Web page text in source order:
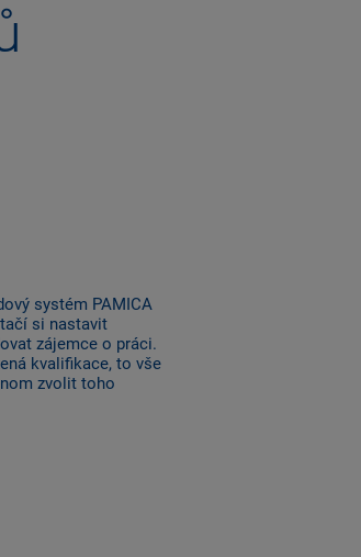
systém PAMICA
si nastavit
zájemce o práci.
kvalifikace, to vše
zvolit toho